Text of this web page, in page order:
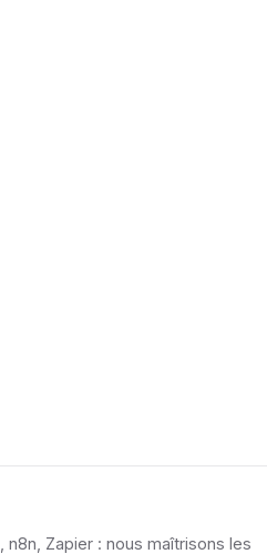
Zapier : nous maîtrisons les